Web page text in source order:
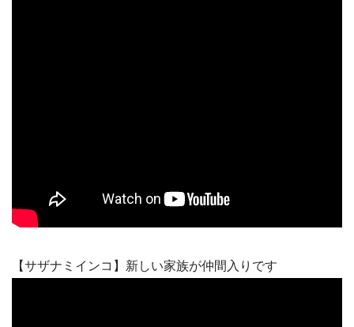
【サザナミインコ】新しい家族が仲間入りです